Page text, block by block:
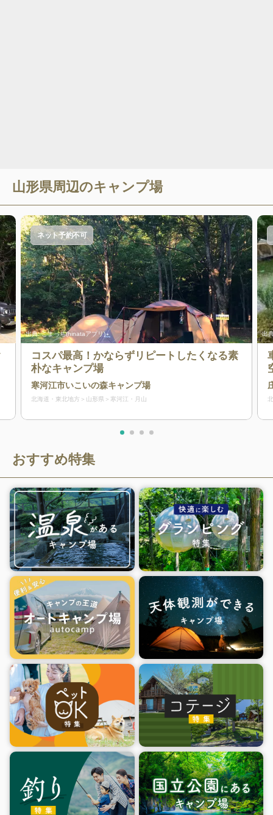
山形県周辺のキャンプ場
出典:こまっち(hinataアプリ)
ネット予約不可
コスパ最高！かならずリピートしたくなる素
朴なキャンプ場
寒河江市いこいの森キャンプ場
北海道・東北地方 山形県 寒河江・月山
出
おすすめ特集